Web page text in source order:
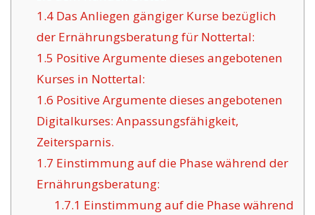
1.4Das Anliegen gängiger Kurse bezüglich
der Ernährungsberatung für Nottertal:
1.5 Positive Argumente dieses angebotenen
Kurses in Nottertal:
1.6 Positive Argumente dieses angebotenen
Digitalkurses: Anpassungsfähigkeit,
Zeitersparnis.
1.7 Einstimmung auf die Phase während der
Ernährungsberatung:
1.7.1 Einstimmung auf die Phase während